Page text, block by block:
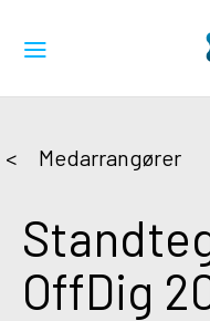
Medarrangører
OffDig